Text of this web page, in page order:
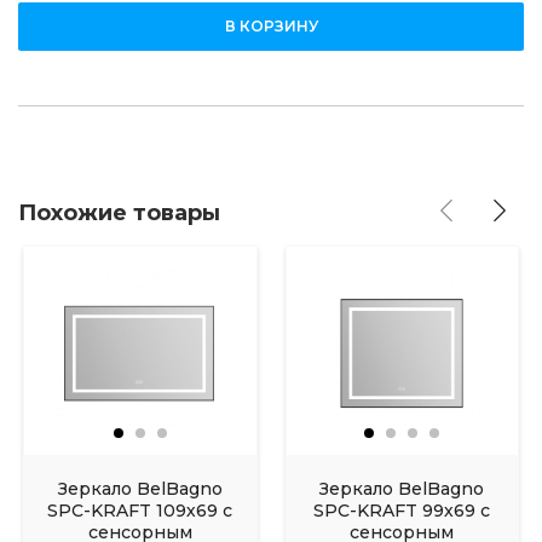
В КОРЗИНУ
Похожие товары
Зеркало BelBagno
SPC-KRAFT 109х69 с
сенсорным
Зеркало BelBagno
SPC-KRAFT 99х69 с
сенсорным